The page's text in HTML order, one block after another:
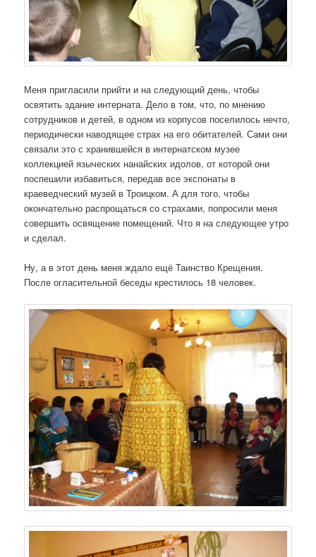
Меня пригласили прийти и на следующий день, чтобы
освятить здание интерната. Дело в том, что, по мнению
сотрудников и детей, в одном из корпусов поселилось нечто,
периодически наводящее страх на его обитателей. Сами они
связали это с хранившейся в интернатском музее
коллекцией языческих нанайских идолов, от которой они
поспешили избавиться, передав все экспонаты в
краеведческий музей в Троицком. А для того, чтобы
окончательно распрощаться со страхами, попросили меня
совершить освящение помещений. Что я на следующее утро
и сделал.
Ну, а в этот день меня ждало ещё Таинство Крещения.
После огласительной беседы крестилось 18 человек.